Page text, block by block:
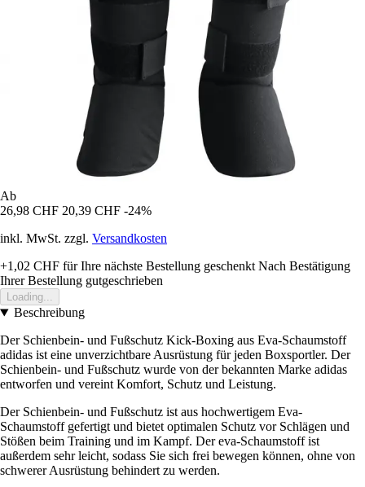
Ab
26,98 CHF 20,39 CHF -24%
inkl. MwSt. zzgl. Versandkosten
+1,02 CHF für Ihre nächste Bestellung geschenkt Nach Bestätigung
Ihrer Bestellung gutgeschrieben
Loading...
Beschreibung
Der Schienbein- und Fußschutz Kick-Boxing aus Eva-Schaumstoff
adidas ist eine unverzichtbare Ausrüstung für jeden Boxsportler. Der
Schienbein- und Fußschutz wurde von der bekannten Marke adidas
entworfen und vereint Komfort, Schutz und Leistung.
Der Schienbein- und Fußschutz ist aus hochwertigem Eva-
Schaumstoff gefertigt und bietet optimalen Schutz vor Schlägen und
Stößen beim Training und im Kampf. Der eva-Schaumstoff ist
außerdem sehr leicht, sodass Sie sich frei bewegen können, ohne von
schwerer Ausrüstung behindert zu werden.